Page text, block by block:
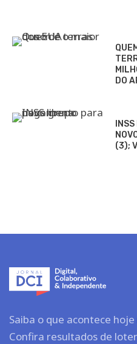
DO
(3);
Saiba o que acontece
Confira resultados de